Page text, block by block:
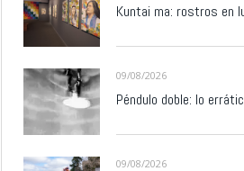
Kuntai ma: rostros en
09/08/2026
Péndulo doble: lo
09/08/2026